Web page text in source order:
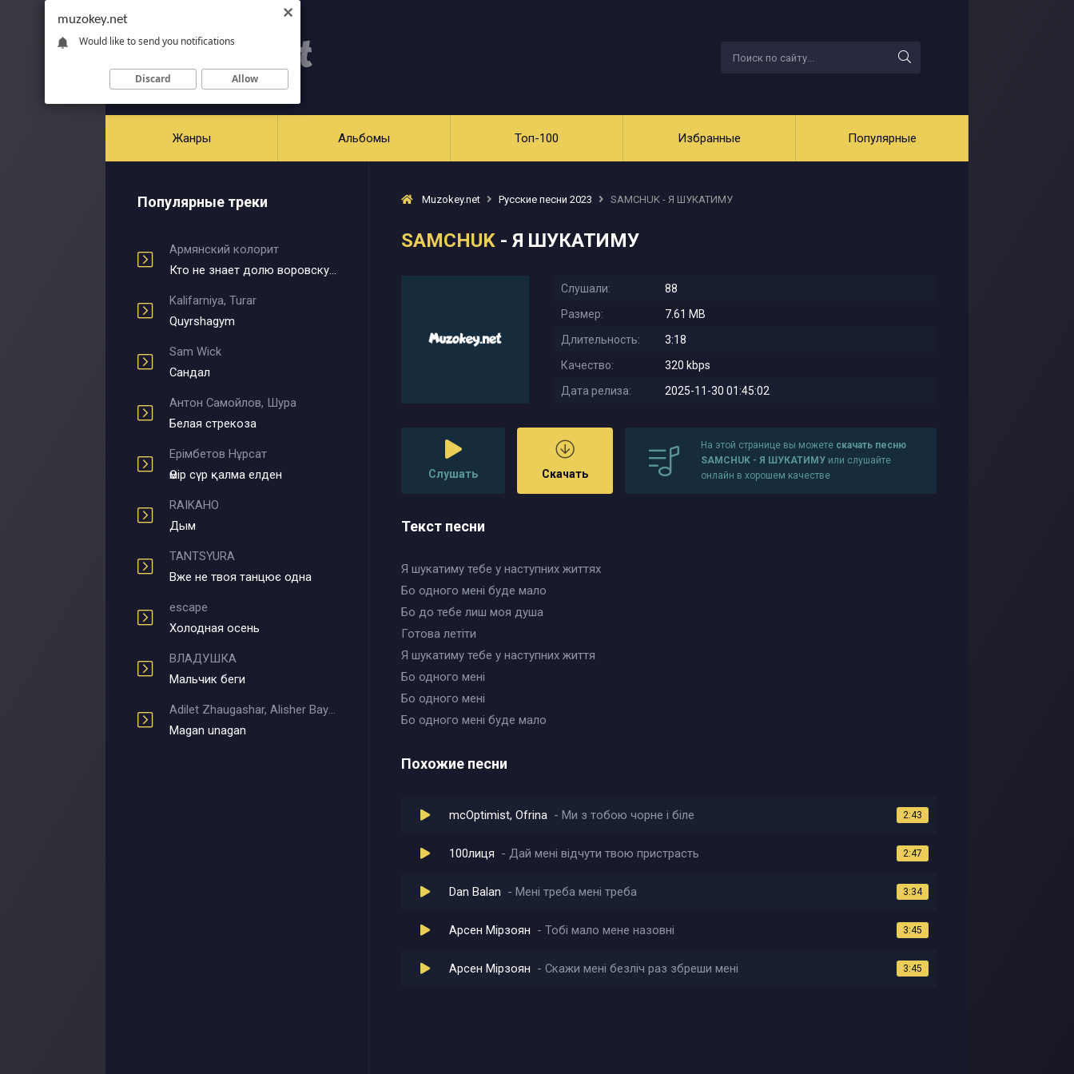
Жанры Альбомы Топ-100 Избранные Популярные
Популярные треки
Армянский колорит
Кто не знает долю воровскую
Kalifarniya, Turar
Quyrshagym
Sam Wick
Сандал
Антон Самойлов, Шура
Белая стрекоза
Ерімбетов Нұрсат
Өмір сүр қалма елден
RAIKAHO
Дым
TANTSYURA
Вже не твоя танцює одна
escape
Холодная осень
ВЛАДУШКА
Мальчик беги
Adilet Zhaugashar, Alisher Bayniyazov
Magan unagan
Muzokey.net Русские песни 2023 SAMCHUK - Я ШУКАТИМУ
SAMCHUK - Я ШУКАТИМУ
Слушали:
88
Размер:
7.61 MB
Длительность:
3:18
Качество:
320 kbps
Дата релиза:
2025-11-30 01:45:02
Слушать Скачать
На этой странице вы можете скачать песню
SAMCHUK - Я ШУКАТИМУ или слушайте
онлайн в хорошем качестве
Текст песни
Я шукатиму тебе у наступних життях
Бо одного мені буде мало
Бо до тебе лиш моя душа
Готова летіти
Я шукатиму тебе у наступних життя
Бо одного мені
Бо одного мені
Бо одного мені буде мало
Похожие песни
mcOptimist, Ofrina Ми з тобою чорне і біле 2:43
100лиця Дай мені відчути твою пристрасть 2:47
Dan Balan Мені треба мені треба 3:34
Арсен Мірзоян Тобі мало мене назовні 3:45
Арсен Мiрзоян Скажи мені безліч раз збреши мені 3:45
muzokey.net
Would like to send you notifications
Discard Allow